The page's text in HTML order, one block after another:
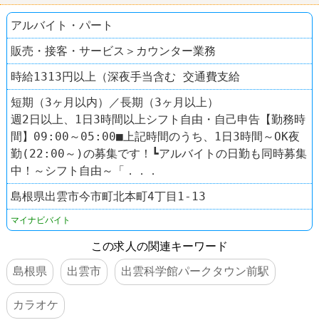
アルバイト・パート
販売・接客・サービス＞カウンター業務
時給1313円以上（深夜手当含む 交通費支給
短期（3ヶ月以内）／長期（3ヶ月以上）
週2日以上、1日3時間以上シフト自由・自己申告【勤務時
間】09:00～05:00■上記時間のうち、1日3時間～OK夜
勤(22:00～)の募集です！┗アルバイトの日勤も同時募集
中！～シフト自由～「．．．
島根県出雲市今市町北本町4丁目1-13
マイナビバイト
この求人の関連キーワード
島根県
出雲市 出雲科学館パークタウン前駅
カラオケ